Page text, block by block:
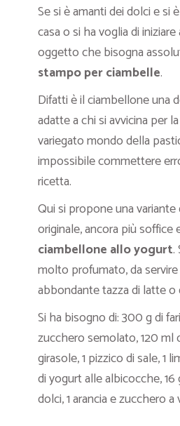
Se si è amanti dei dolci e si
casa o si ha voglia di iniziare
oggetto che bisogna
stampo per ciambelle.
Difatti è il ciambellone una
adatte a chi si avvicina per
variegato mondo della
impossibile commettere
ricetta.
Qui si propone una
originale, ancora più soffice
ciambellone allo yogurt.
molto profumato, da
abbondante tazza di latte o
Si ha bisogno di: 300 g di
zucchero semolato, 120 ml
girasole, 1 pizzico di sale, 1
di yogurt alle albicocche,
dolci, 1 arancia e zucchero a